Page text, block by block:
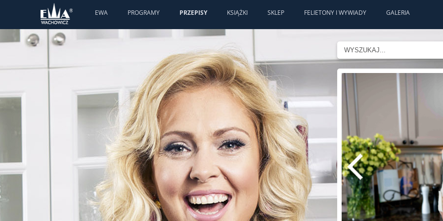
EWA PROGRAMY PRZEPISY KSIĄŻKI SKLEP FELIETONY I WYWIADY GALERIA